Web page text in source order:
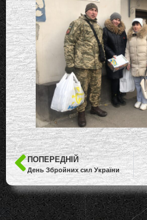
ПОПЕРЕДНІЙ
День Збройних сил України